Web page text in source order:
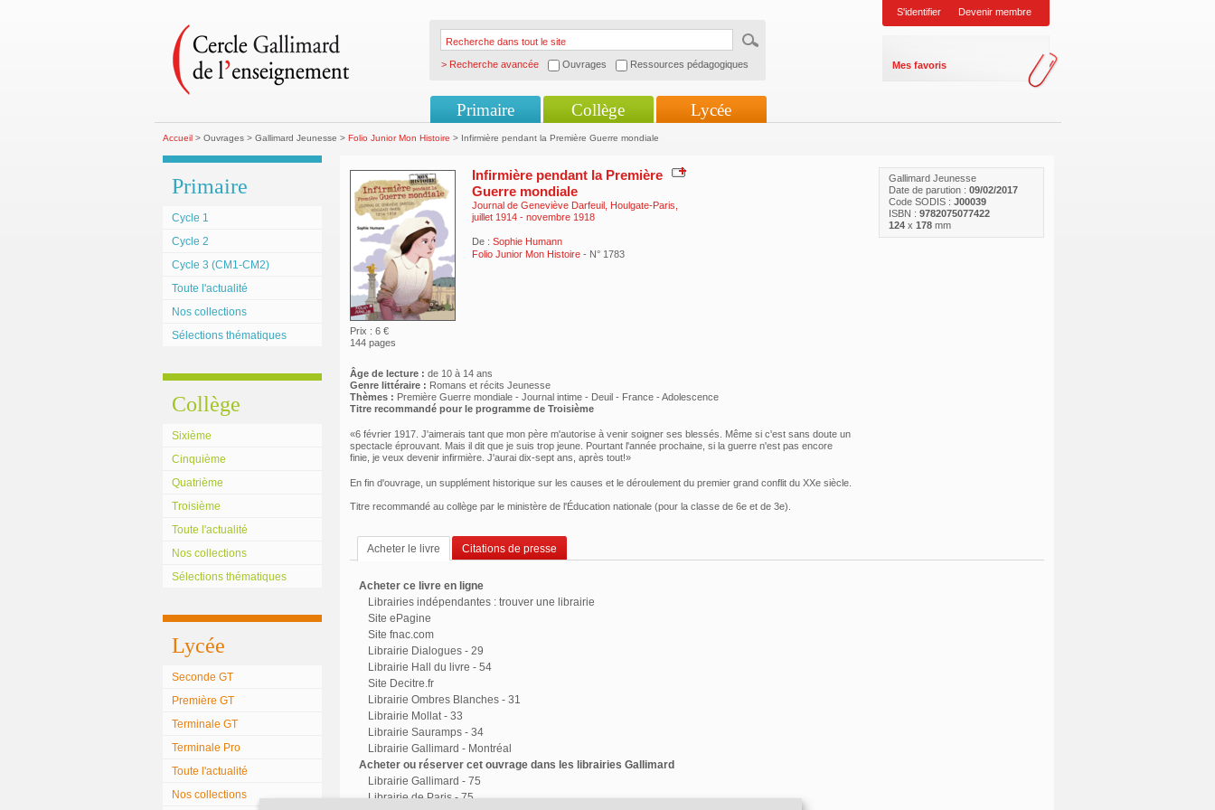
> Recherche avancée Ouvrages Ressources pédagogiques
S'identifier Devenir membre
Mes favoris
Primaire Collège Lycée
Accueil> Ouvrages > Gallimard Jeunesse > Folio Junior Mon Histoire > Infirmière pendant la Première Guerre mondiale
Primaire
Cycle 1
Cycle 2
Cycle 3 (CM1-CM2)
Toute l'actualité
Nos collections
Sélections thématiques
Collège
Sixième
Cinquième
Quatrième
Troisième
Toute l'actualité
Nos collections
Sélections thématiques
Lycée
Seconde GT
Première GT
Terminale GT
Terminale Pro
Toute l'actualité
Nos collections
Gallimard Jeunesse
Date de parution : 09/02/2017
Code SODIS : J00039
ISBN : 9782075077422
124x 178mm
Prix : 6 €
144 pages
Infirmière pendant la Première
Guerre mondiale
Journal de Geneviève Darfeuil, Houlgate-Paris,
juillet 1914 - novembre 1918
De : Sophie Humann
Folio Junior Mon Histoire - N° 1783
Âge de lecture : de 10 à 14 ans
Genre littéraire : Romans et récits Jeunesse
Thèmes : Première Guerre mondiale - Journal intime - Deuil - France - Adolescence
Titre recommandé pour le programme de Troisième
«6 février 1917. J'aimerais tant que mon père m'autorise à venir soigner ses blessés. Même si c'est sans doute un
spectacle éprouvant. Mais il dit que je suis trop jeune. Pourtant l'année prochaine, si la guerre n'est pas encore
finie, je veux devenir infirmière. J'aurai dix-sept ans, après tout!»
En fin d'ouvrage, un supplément historique sur les causes et le déroulement du premier grand conflit du XXe siècle.
Titre recommandé au collège par le ministère de l'Éducation nationale (pour la classe de 6e et de 3e).
Acheter le livre Citations de presse
Acheter ce livre en ligne
Librairies indépendantes : trouver une librairie
Site ePagine
Site fnac.com
Librairie Dialogues - 29
Librairie Hall du livre - 54
Site Decitre.fr
Librairie Ombres Blanches - 31
Librairie Mollat - 33
Librairie Sauramps - 34
Librairie Gallimard - Montréal
Acheter ou réserver cet ouvrage dans les librairies Gallimard
Librairie Gallimard - 75
Librairie de Paris - 75